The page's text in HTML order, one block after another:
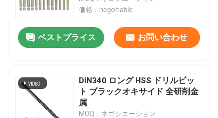
価格：negotiable
ベストプライス お問い合わせ
DIN340 ロング HSS ドリルビッ
ト ブラックオキサイド 全研削金
属
MOQ：ネゴシエーション